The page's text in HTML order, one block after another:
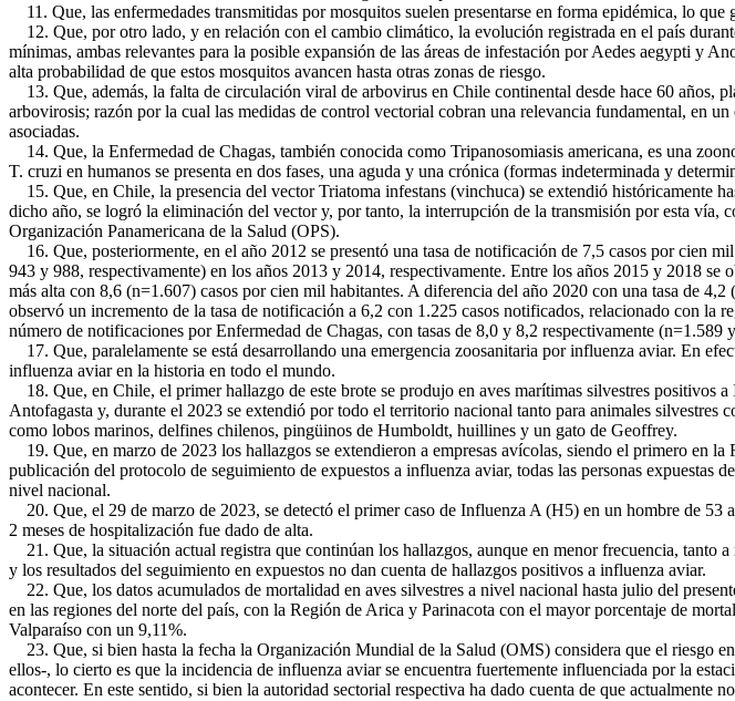
11. Que, las enfermedades transmitidas por mosquitos suelen presentarse en forma epidémica, lo que
12. Que, por otro lado, y en relación con el cambio climático, la evolución registrada en el país
mínimas, ambas relevantes para la posible expansión de las áreas de infestación por Aedes aegypti y
alta probabilidad de que estos mosquitos avancen hasta otras zonas de riesgo.
13. Que, además, la falta de circulación viral de arbovirus en Chile continental desde hace 60 años,
arbovirosis; razón por la cual las medidas de control vectorial cobran una relevancia fundamental, en
asociadas.
14. Que, la Enfermedad de Chagas, también conocida como Tripanosomiasis americana, es una
T. cruzi en humanos se presenta en dos fases, una aguda y una crónica (formas indeterminada y
15. Que, en Chile, la presencia del vector Triatoma infestans (vinchuca) se extendió históricamente
dicho año, se logró la eliminación del vector y, por tanto, la interrupción de la transmisión por esta
Organización Panamericana de la Salud (OPS).
16. Que, posteriormente, en el año 2012 se presentó una tasa de notificación de 7,5 casos por cien
943 y 988, respectivamente) en los años 2013 y 2014, respectivamente. Entre los años 2015 y 2018
más alta con 8,6 (n=1.607) casos por cien mil habitantes. A diferencia del año 2020 con una tasa de
observó un incremento de la tasa de notificación a 6,2 con 1.225 casos notificados, relacionado con la
número de notificaciones por Enfermedad de Chagas, con tasas de 8,0 y 8,2 respectivamente
17. Que, paralelamente se está desarrollando una emergencia zoosanitaria por influenza aviar. En
influenza aviar en la historia en todo el mundo.
18. Que, en Chile, el primer hallazgo de este brote se produjo en aves marítimas silvestres
Antofagasta y, durante el 2023 se extendió por todo el territorio nacional tanto para animales
como lobos marinos, delfines chilenos, pingüinos de Humboldt, huillines y un gato de Geoffrey.
19. Que, en marzo de 2023 los hallazgos se extendieron a empresas avícolas, siendo el primero en
publicación del protocolo de seguimiento de expuestos a influenza aviar, todas las personas expuestas
nivel nacional.
20. Que, el 29 de marzo de 2023, se detectó el primer caso de Influenza A (H5) en un hombre de
2 meses de hospitalización fue dado de alta.
21. Que, la situación actual registra que continúan los hallazgos, aunque en menor frecuencia, tanto
y los resultados del seguimiento en expuestos no dan cuenta de hallazgos positivos a influenza aviar.
22. Que, los datos acumulados de mortalidad en aves silvestres a nivel nacional hasta julio del
en las regiones del norte del país, con la Región de Arica y Parinacota con el mayor porcentaje de
Valparaíso con un 9,11%.
23. Que, si bien hasta la fecha la Organización Mundial de la Salud (OMS) considera que el riesgo
ellos-, lo cierto es que la incidencia de influenza aviar se encuentra fuertemente influenciada por la
acontecer. En este sentido, si bien la autoridad sectorial respectiva ha dado cuenta de que actualmente